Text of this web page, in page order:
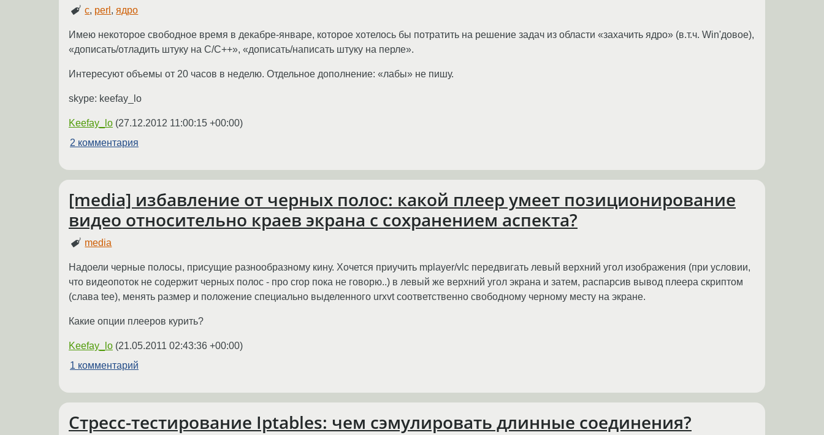
c, perl , ядро
Имею некоторое свободное время в декабре-январе, которое хотелось бы потратить на решение задач из области «захачить ядро» (в.т.ч. Win'довое),
«дописать/отладить штуку на C/C++», «дописать/написать штуку на перле».
Интересуют объемы от 20 часов в неделю. Отдельное дополнение: «лабы» не пишу.
skype: keefay_lo
Keefay_lo (27.12.2012 11:00:15 +00:00)
2 комментария
[media] избавление от черных полос: какой плеер умеет позиционирование
видео относительно краев экрана с сохранением аспекта?
media
Надоели черные полосы, присущие разнообразному кину. Хочется приучить mplayer/vlc передвигать левый верхний угол изображения (при условии,
что видеопоток не содержит черных полос - про crop пока не говорю..) в левый же верхний угол экрана и затем, распарсив вывод плеера скриптом
(слава tee), менять размер и положение специально выделенного urxvt соответственно свободному черному месту на экране.
Какие опции плееров курить?
Keefay_lo (21.05.2011 02:43:36 +00:00)
1 комментарий
Стресс-тестирование Iptables: чем сэмулировать длинные соединения?